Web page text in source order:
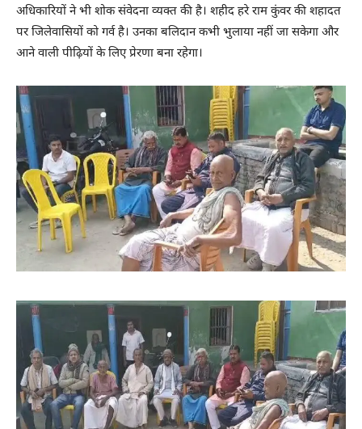
अधिकारियों ने भी शोक संवेदना व्यक्त की है। शहीद हरे राम कुंवर की शहादत
पर जिलेवासियों को गर्व है। उनका बलिदान कभी भुलाया नहीं जा सकेगा और
आने वाली पीढ़ियों के लिए प्रेरणा बना रहेगा।